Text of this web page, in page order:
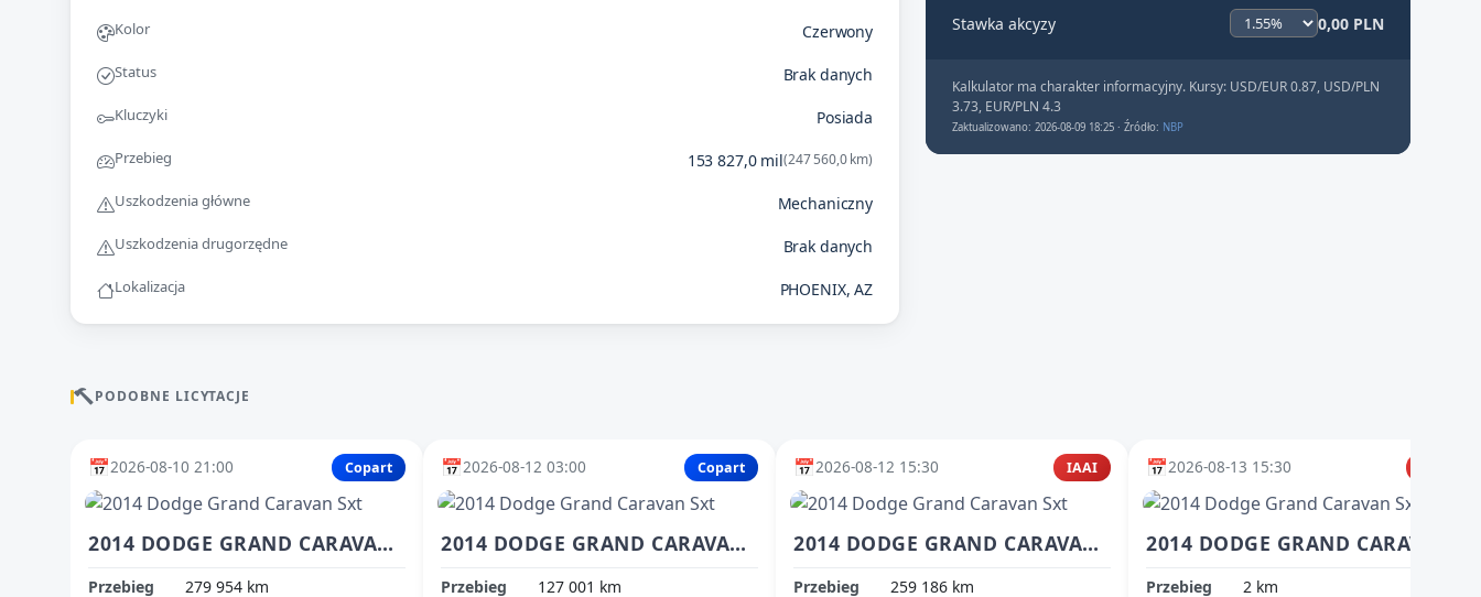
Kolor Czerwony
Status Brak danych
Kluczyki Posiada
Przebieg 153 827,0 mil(247 560,0 km)
Uszkodzenia główne Mechaniczny
Uszkodzenia drugorzędne Brak danych
Lokalizacja PHOENIX, AZ
Stawka akcyzy 0,00 PLN
Kalkulator ma charakter informacyjny. Kursy: USD/EUR 0.87, USD/PLN
3.73, EUR/PLN 4.3
Zaktualizowano: 2026-08-09 18:25 · Źródło: NBP
PODOBNE LICYTACJE
📅2026-08-10 21:00 Copart
2014 DODGE GRAND CARAVAN SXT
Przebieg
279 954 km
📅2026-08-12 03:00 Copart
2014 DODGE GRAND CARAVAN SXT
Przebieg
127 001 km
📅2026-08-12 15:30 IAAI
2014 DODGE GRAND CARAVAN SXT
Przebieg
259 186 km
📅2026-08-13 15:30
Przebieg
2 km